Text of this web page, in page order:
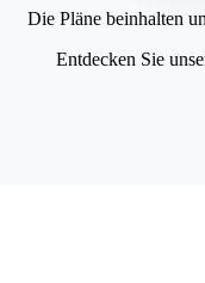
Die Pläne beinhalten
Entdecken Sie